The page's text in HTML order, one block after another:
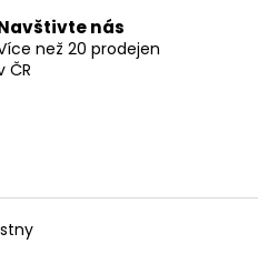
nás
než 20 prodejen
ČR